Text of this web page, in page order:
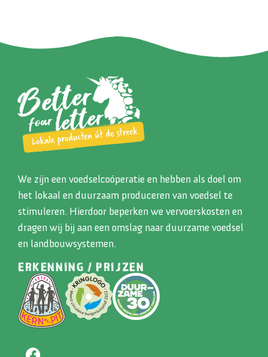
We zijn een voedselcoöperatie en hebben als doel om
het lokaal en duurzaam produceren van voedsel te
stimuleren. Hierdoor beperken we vervoerskosten en
dragen wij bij aan een omslag naar duurzame voedsel
en landbouwsystemen.
ERKENNING / PRIJZEN